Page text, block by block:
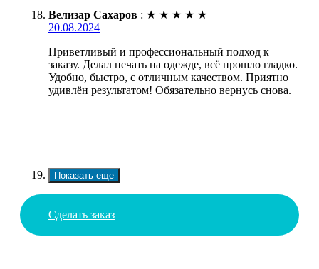
Велизар Сахаров : ★ ★ ★ ★ ★
20.08.2024
Приветливый и профессиональный подход к
заказу. Делал печать на одежде, всё прошло гладко.
Удобно, быстро, с отличным качеством. Приятно
удивлён результатом! Обязательно вернусь снова.
Показать еще
Сделать заказ